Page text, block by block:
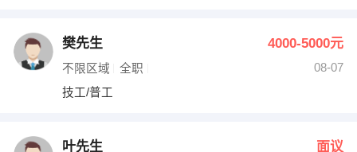
樊先生 4000-5000元
不限区域 全职
08-07
技工/普工
叶先生 面议